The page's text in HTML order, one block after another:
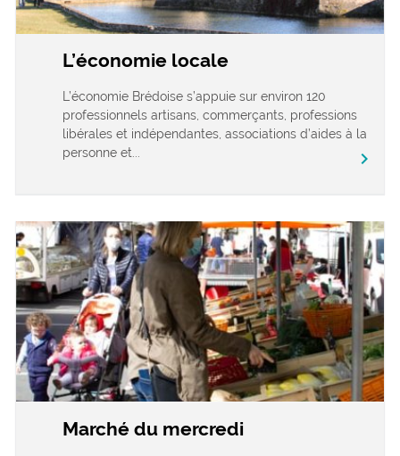
L’économie locale
L’économie Brédoise s’appuie sur environ 120
professionnels artisans, commerçants, professions
libérales et indépendantes, associations d’aides à la
personne et...
chevron_right
Marché du mercredi